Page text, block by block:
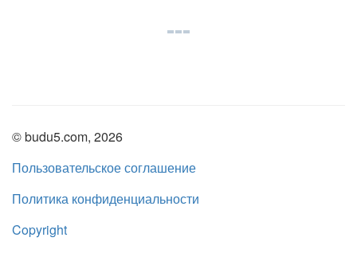
© budu5.com, 2026
Пользовательское соглашение
Политика конфиденциальности
Copyright